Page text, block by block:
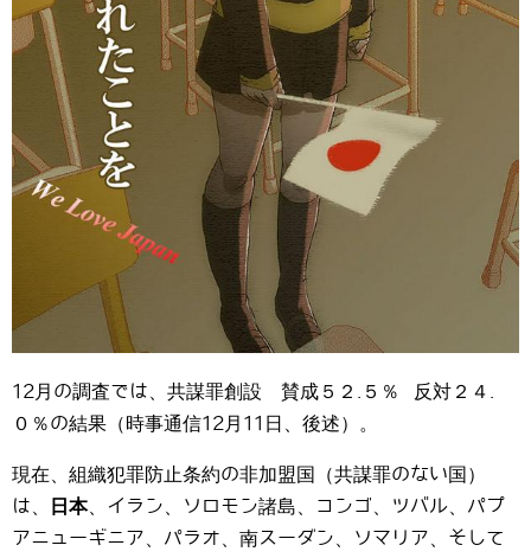
12月の調査では、共謀罪創設 賛成５２.５％ 反対２４.
０％の結果（時事通信12月11日、後述）。
現在、組織犯罪防止条約の非加盟国（共謀罪のない国）
は、
日本、イラン、ソロモン諸島、コンゴ、ツバル、パプ
アニューギニア、パラオ、南スーダン、ソマリア、そして